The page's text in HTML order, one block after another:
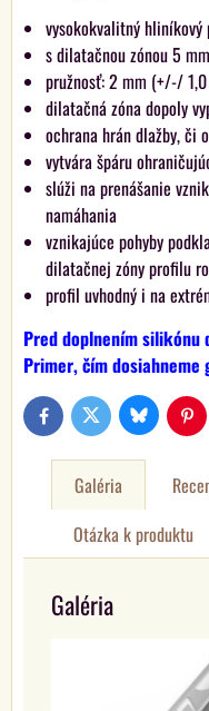
vysokokvalitný hliníkový
s dilatačnou zónou 5
pružnosť: 2 mm (+/-/
dilatačná zóna dopoly
ochrana hrán dlažby, či
vytvára špáru
slúži na prenášanie
namáhania
vznikajúce pohyby
dilatačnej zóny profilu
profil uvhodný i na
Pred doplnením
Primer, čím dosiahneme
FacebookTwitter Bluesky
Galéria
Otázka k produktu
Galéria